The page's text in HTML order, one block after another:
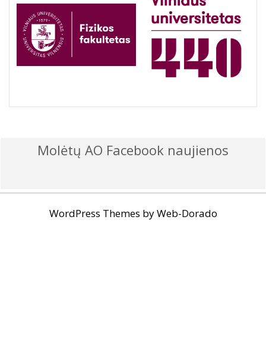
Molėtų AO Facebook naujienos
WordPress Themes byWeb-Dorado